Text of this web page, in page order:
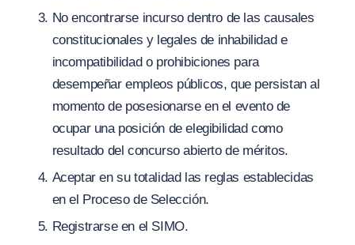
No encontrarse incurso dentro de las causales
constitucionales y legales de inhabilidad e
incompatibilidad o prohibiciones para
desempeñar empleos públicos, que persistan al
momento de posesionarse en el evento de
ocupar una posición de elegibilidad como
resultado del concurso abierto de méritos.
Aceptar en su totalidad las reglas establecidas
en el Proceso de Selección.
Registrarse en el SIMO.